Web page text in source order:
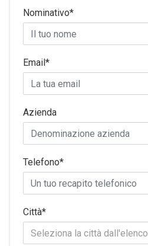
Nominativo*
Email*
Azienda
Telefono*
Città*
Seleziona la città dall'elenco